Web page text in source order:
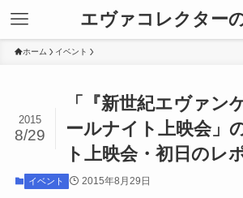
エヴァコレクター
ホーム イベント
「『新世紀エヴァン
ールナイト上映会」
ト上映会・初日のレ
2015
8/29
イベント 2015年8月29日